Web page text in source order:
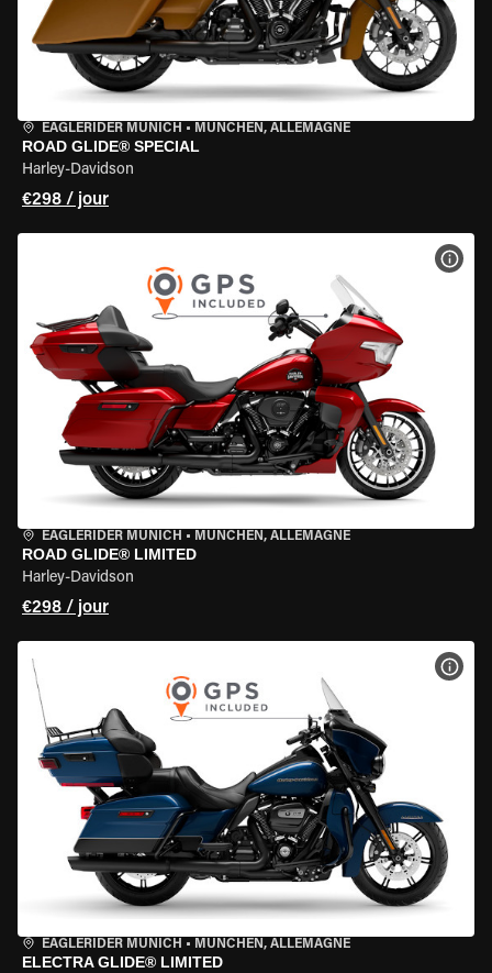
EAGLERIDER MUNICH • MÜNCHEN, ALLEMAGNE
ROAD GLIDE® SPECIAL
Harley-Davidson
€298 / jour
EAGLERIDER MUNICH • MÜNCHEN, ALLEMAGNE
ROAD GLIDE® LIMITED
Harley-Davidson
€298 / jour
EAGLERIDER MUNICH • MÜNCHEN, ALLEMAGNE
ELECTRA GLIDE® LIMITED